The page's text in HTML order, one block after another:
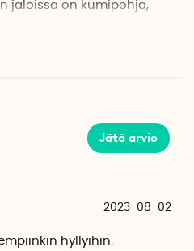
jaloissa on kumipohja,
cm kokoontaitettuna, joten
on kunnolla lukittu
paino jakautuu tasaisesti.
3 cm
Jätä arvio
2023-08-02
hyllyihin.